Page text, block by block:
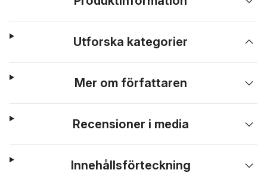
Utforska kategorier
Mer om författaren
Recensioner i media
Innehållsförteckning